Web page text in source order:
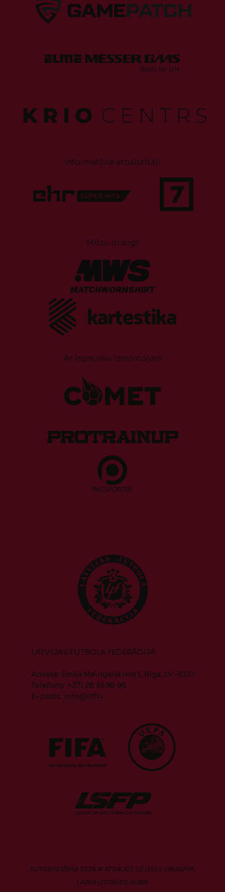
Informatīvie atbalstītāji
Mūsu draugi
Ar lepnumu izmantojam
LATVIJAS FUTBOLA FEDERĀCIJA
Adrese: Emiļa Melngaiļa iela 1, Rīga, LV-1010
Telefons: +371 28 5598 98
E-pasts: info@lff.lv
AUTORTIESĪBAS 2026 © ATSAUCE UZ LFF.LV OBLIGĀTA.
LAPAS IZSTRĀDE AURIS